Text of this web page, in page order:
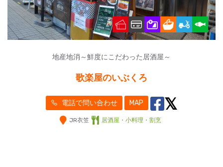
地産地消～鮮度にこだわった居酒屋～
歌楽屋のいぶくろ
電話で問い合わせ MAP
JR衣笠 居酒屋・小料理・割烹